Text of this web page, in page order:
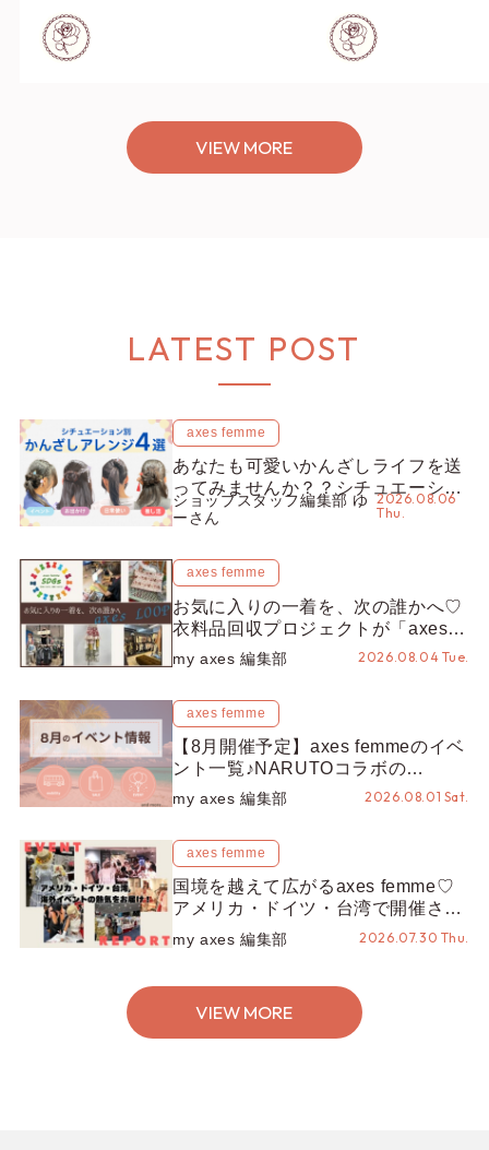
VIEW MORE
LATEST POST
axes femme
あなたも可愛いかんざしライフを送
ってみませんか？？シチュエーショ
ン別“かんざし”のオススメ【ショッ
プスタッフ編集部】
ショップスタッフ編集部 ゆ
ーさん
2026.08.06
Thu.
axes femme
お気に入りの一着を、次の誰かへ♡
衣料品回収プロジェクトが「axes
LOOP」にアップデート！活用する
とポイントが手に入る◎
my axes 編集部 2026.08.04 Tue.
axes femme
【8月開催予定】axes femmeのイベ
ント一覧♪NARUTOコラボの
REZEN POPUPから、プチYour
Stage.、ティーパーティまで！8月
my axes 編集部 2026.08.01 Sat.
axes femme
国境を越えて広がるaxes femme♡
アメリカ・ドイツ・台湾で開催され
たイベントをお届け！美沙子さんか
らのコメントも♬【海外イベントレ
my axes 編集部 2026.07.30 Thu.
VIEW MORE